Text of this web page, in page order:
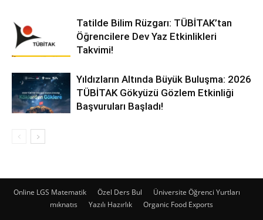
Tatilde Bilim Rüzgarı: TÜBİTAK’tan
Öğrencilere Dev Yaz Etkinlikleri
Takvimi!
Yıldızların Altında Büyük Buluşma: 2026
TÜBİTAK Gökyüzü Gözlem Etkinliği
Başvuruları Başladı!
Online LGS Matematik Özel Ders Bul
Üniversite Öğrenci Yurtları
mıknatıs
Yazılı Hazırlık Organic Food Exports